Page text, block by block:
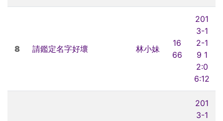
8 請鑑定名字好壞 林小妹
16
66
201
3-1
2-1
9 1
2:0
6:12
201
3-1